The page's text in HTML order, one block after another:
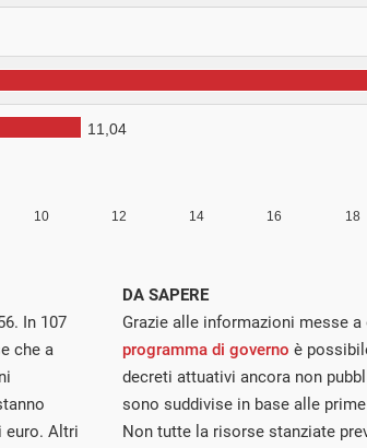
In 107
che a
euro. Altri
DA SAPERE
Grazie alle informazioni messe a
programma di governo è
decreti attuativi ancora non
sono suddivise in base alle
Non tutte la risorse stanziate